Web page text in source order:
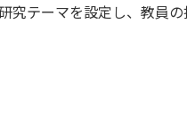
テーマを設定し、教員